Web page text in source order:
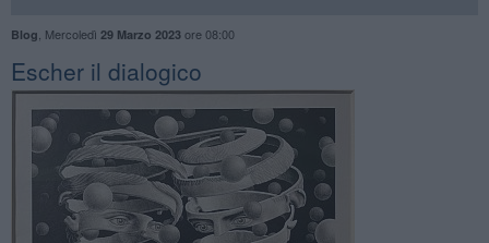
Blog Mercoledì 29 Marzo 2023ore 08:00
​Escher il dialogico